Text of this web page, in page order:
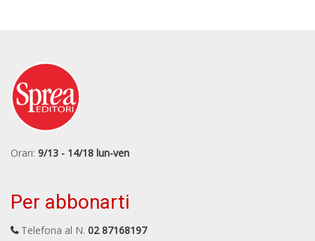
Orari: 9/13 - 14/18 lun-ven
Per abbonarti
Telefona al N. 02 87168197